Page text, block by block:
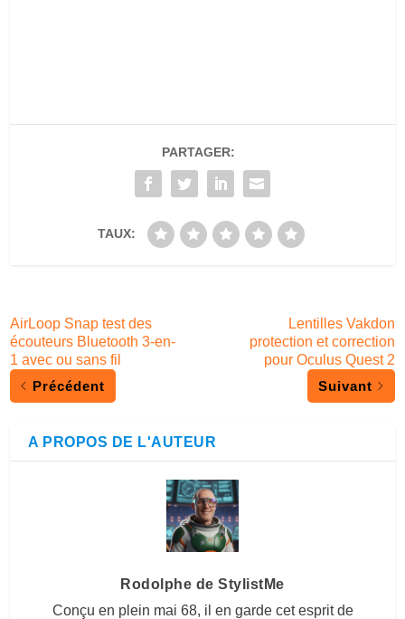
PARTAGER:
TAUX:
AirLoop Snap test des
écouteurs Bluetooth 3-en-
1 avec ou sans fil
Précédent
Lentilles Vakdon
protection et correction
pour Oculus Quest 2
Suivant
A PROPOS DE L'AUTEUR
Rodolphe de StylistMe
Conçu en plein mai 68, il en garde cet esprit de